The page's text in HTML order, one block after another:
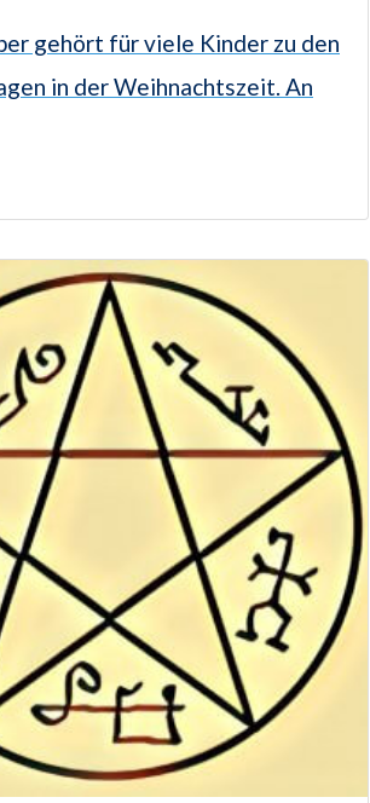
gehört für viele Kinder zu den
in der Weihnachtszeit. An